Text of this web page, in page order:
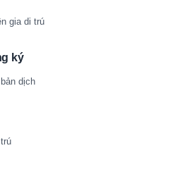
gia di trú
ký
dịch